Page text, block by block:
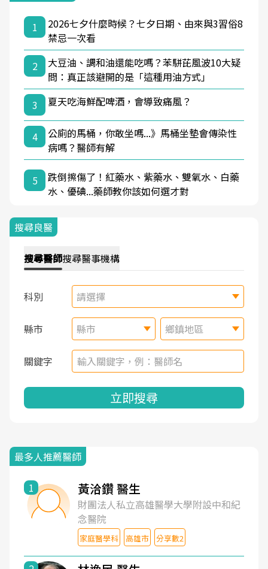
1
2026七夕什麼時候？七夕日期、由來與3習俗8
禁忌一次看
2
大豆油、調和油還能吃嗎？苯駢芘風波10大疑
問：真正該避開的是「這種用油方式」
3
夏天吃海鮮配啤酒，會導致痛風？
4
公廁的馬桶，你敢坐嗎...》馬桶坐墊會傳染性
病嗎？醫師有解
5
跌倒擦傷了！紅藥水、紫藥水、雙氧水、白藥
水、優碘...藥師教你該如何選才對
搜尋良醫
搜尋醫師搜尋醫事機構
科別 請選擇
縣市 縣市 鄉鎮地區
關鍵字
立即搜尋
最多人推薦醫師
1 黃洽鑽 醫生
財團法人私立高雄醫學大學附設中和紀
念醫院
家庭醫學科 高雄市 分享數2